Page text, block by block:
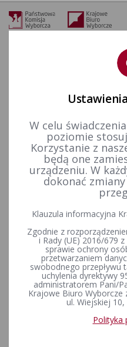
Wybory i referenda Wybory Prezydenta Rzeczypospolitej Polskiej
Informacja o warunkach
wyborach Prezydenta
obwodach głosowania
statkach morskich
Informacja o warunkach
wyborach Prezydenta
głosowania utworzonych w
przeprowadzone w dniu 24
W celu
poziomie
Korzystanie z
będą one
urządzeniu. W
dokonać
Klauzula informacyjna
Zgodnie z
i Rady (UE) 2016/679
sprawie ochrony
przetwarzaniem
swobodnego przepływu
uchylenia dyrektywy
administratorem Pani/
Krajowe Biuro Wyborcze
ul. Wiejskiej
Polityka